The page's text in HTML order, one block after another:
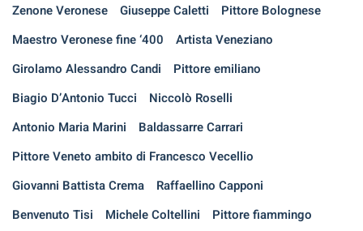
Zenone Veronese Giuseppe Caletti
Pittore Bolognese
Maestro Veronese fine ‘400
Artista Veneziano
Girolamo Alessandro Candi
Pittore emiliano
Biagio D’Antonio Tucci
Niccolò Roselli
Antonio Maria Marini
Baldassarre Carrari
Pittore Veneto ambito di Francesco Vecellio
Giovanni Battista Crema
Raffaellino Capponi
Benvenuto Tisi
Michele Coltellini
Pittore fiammingo